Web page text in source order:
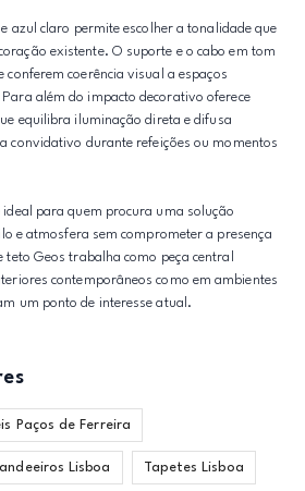
azul claro permite escolher a tonalidade que
existente. O suporte e o cabo em tom
conferem coerência visual a espaços
além do impacto decorativo oferece
equilibra iluminação direta e difusa
convidativo durante refeições ou momentos
ideal para quem procura uma solução
e atmosfera sem comprometer a presença
Geos trabalha como peça central
contemporâneos como em ambientes
um ponto de interesse atual.
Paços de Ferreira
Lisboa Tapetes Lisboa